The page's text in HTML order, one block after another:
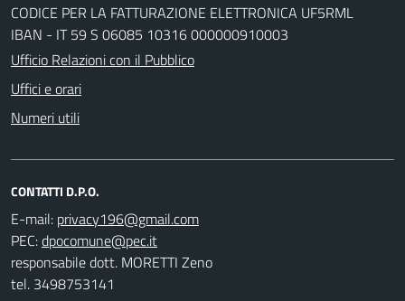
CODICE PER LA FATTURAZIONE ELETTRONICA UF5RML
IBAN - IT 59 S 06085 10316 000000910003
Ufficio Relazioni con il Pubblico
Uffici e orari
Numeri utili
CONTATTI D.P.O.
E-mail:
PEC:
responsabile dott. MORETTI Zeno
tel. 3498753141